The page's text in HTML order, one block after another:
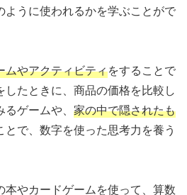
ように使われるかを学ぶことがで
ムやアクティビティをすることで
たときに、商品の価格を比較し
ゲームや、 家の中で隠されたも
とで、数字を使った思考力を養う
やカードゲームを使って、算数